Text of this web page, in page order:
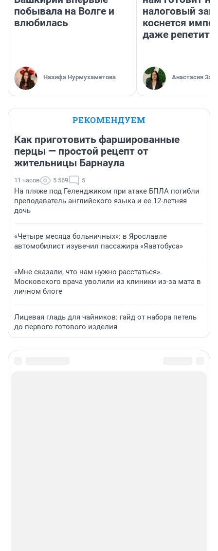
побывала на Волге и
влюбилась
Назифа Нурмухаметова
налоговый
коснется
даже
Анастасия
РЕКОМЕНДУЕМ
Как приготовить фаршированные
перцы — простой рецепт от
жительницы Барнаула
11 часов 5 569 5
На пляже под Геленджиком при атаке БПЛА погибли
преподаватель английского языка и ее 12-летняя
дочь
«Четыре месяца больничных»: в Ярославле
автомобилист изувечил пассажира «Яавтобуса»
«Мне сказали, что нам нужно расстаться».
Московского врача уволили из клиники из-за мата в
личном блоге
Лицевая гладь для чайников: гайд от набора петель
до первого готового изделия